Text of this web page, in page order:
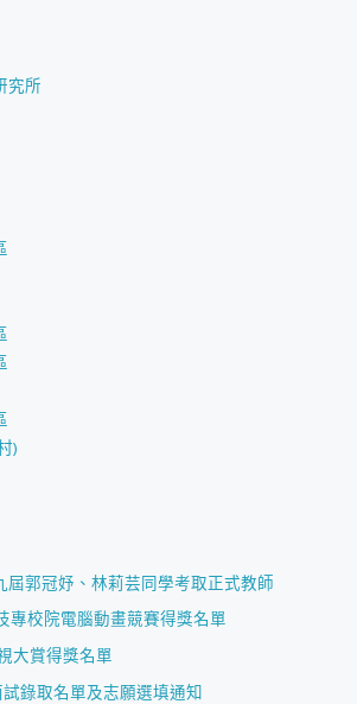
究所
)
屆郭冠妤、林莉芸同學考取正式教師
專校院電腦動畫競賽得獎名單
大賞得獎名單
錄取名單及志願選填通知